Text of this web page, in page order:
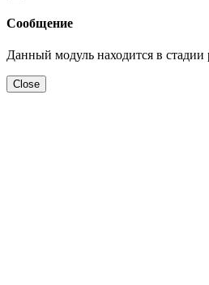
Сообщение
Данный модуль находится в стадии
Close